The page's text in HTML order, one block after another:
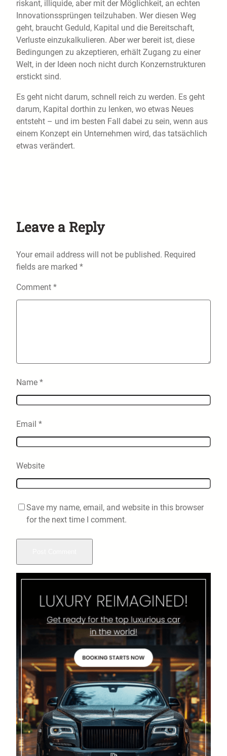
riskant, illiquide, aber mit der Möglichkeit, an echten
Innovationssprüngen teilzuhaben. Wer diesen Weg
geht, braucht Geduld, Kapital und die Bereitschaft,
Verluste einzukalkulieren. Aber wer bereit ist, diese
Bedingungen zu akzeptieren, erhält Zugang zu einer
Welt, in der Ideen noch nicht durch Konzernstrukturen
erstickt sind.
Es geht nicht darum, schnell reich zu werden. Es geht
darum, Kapital dorthin zu lenken, wo etwas Neues
entsteht – und im besten Fall dabei zu sein, wenn aus
einem Konzept ein Unternehmen wird, das tatsächlich
etwas verändert.
Leave a Reply
Your email address will not be published. Required
fields are marked *
Comment *
Name *
Email *
Website
Save my name, email, and website in this browser
for the next time I comment.